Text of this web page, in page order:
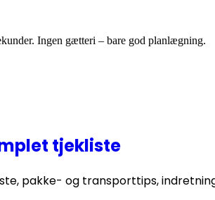
Ingen gætteri – bare god planlægning.
tjekliste
pakke- og transporttips,